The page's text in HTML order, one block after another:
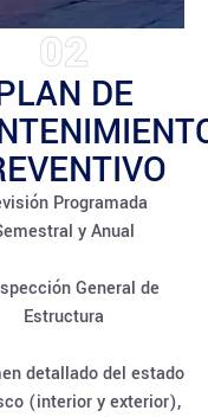
02
DE
Programada
y Anual
General de
Estructura
detallado del estado
(interior y exterior),